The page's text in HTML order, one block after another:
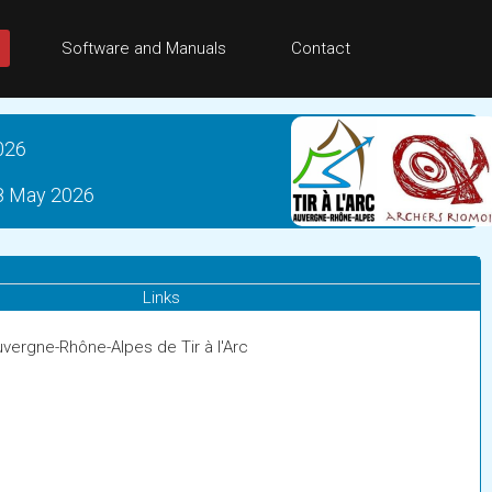
Software and Manuals Contact
May 2026
Links
Rhône-Alpes de Tir à l'Arc